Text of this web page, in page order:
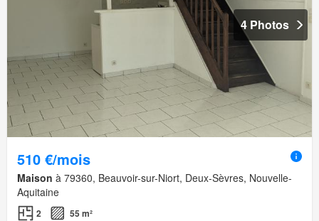
4 Photos
510 €/mois
Maison à 79360, Beauvoir-sur-Niort, Deux-Sèvres, Nouvelle-
Aquitaine
2
55 m²